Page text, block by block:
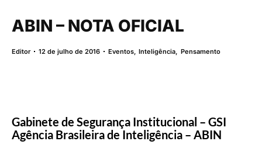
ABIN – NOTA OFICIAL
Editor 12 de julho de 2016 Eventos,Inteligência, Pensamento
Gabinete de Segurança Institucional – GSI
Agência Brasileira de Inteligência – ABIN